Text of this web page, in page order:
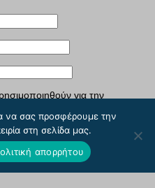
για την
σας και για άλλους
πολιτική απορρήτου
να σας προσφέρουμε την
στη σελίδα μας.
απορρήτου